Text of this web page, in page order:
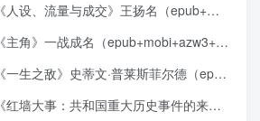
《人设、流量与成交》王扬名（epub+mobi+azw3+pdf）
《主角》一战成名（epub+mobi+azw3+pdf）
《一生之敌》史蒂文·普莱斯菲尔德（epub+mobi+azw3+pdf）
《红墙大事：共和国重大历史事件的来龙去脉》（全二册）（pdf）